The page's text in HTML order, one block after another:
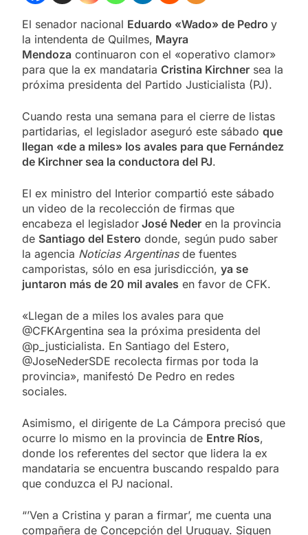
El senador nacional Eduardo «Wado» de Pedro y
la intendenta de Quilmes, Mayra
Mendoza continuaron con el «operativo clamor»
para que la ex mandataria Cristina Kirchner sea la
próxima presidenta del Partido Justicialista (PJ).
Cuando resta una semana para el cierre de listas
partidarias, el legislador aseguró este sábado que
llegan «de a miles» los avales para que Fernández
de Kirchner sea la conductora del PJ.
El ex ministro del Interior compartió este sábado
un video de la recolección de firmas que
encabeza el legislador José Neder en la provincia
de Santiago del Estero donde, según pudo saber
la agencia Noticias Argentinasde fuentes
camporistas, sólo en esa jurisdicción, ya se
juntaron más de 20 mil avales en favor de CFK.
«Llegan de a miles los avales para que
@CFKArgentina sea la próxima presidenta del
@p_justicialista. En Santiago del Estero,
@JoseNederSDE recolecta firmas por toda la
provincia», manifestó De Pedro en redes
sociales.
Asimismo, el dirigente de La Cámpora precisó que
ocurre lo mismo en la provincia de Entre Ríos,
donde los referentes del sector que lidera la ex
mandataria se encuentra buscando respaldo para
que conduzca el PJ nacional.
“’Ven a Cristina y paran a firmar’, me cuenta una
compañera de Concepción del Uruguay. Siguen